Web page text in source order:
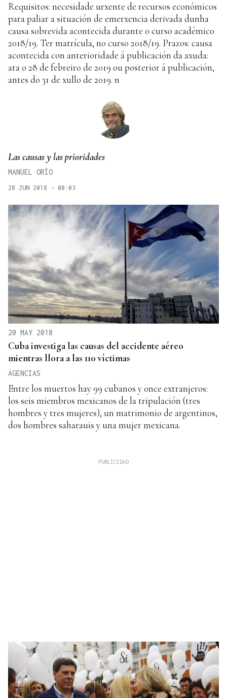
Requisitos: necesidade urxente de recursos económicos
para paliar a situación de emerxencia derivada dunha
causa sobrevida acontecida durante o curso académico
2018/19. Ter matrícula, no curso 2018/19. Prazos: causa
acontecida con anterioridade á publicación da axuda:
ata o 28 de febreiro de 2019 ou posterior á publicación,
antes do 31 de xullo de 2019. n
Las causas y las prioridades
MANUEL ORÍO
28 JUN 2018 - 00:03
20 MAY 2018
Cuba investiga las causas del accidente aéreo
mientras llora a las 110 víctimas
AGENCIAS
Entre los muertos hay 99 cubanos y once extranjeros:
los seis miembros mexicanos de la tripulación (tres
hombres y tres mujeres), un matrimonio de argentinos,
dos hombres saharauis y una mujer mexicana.